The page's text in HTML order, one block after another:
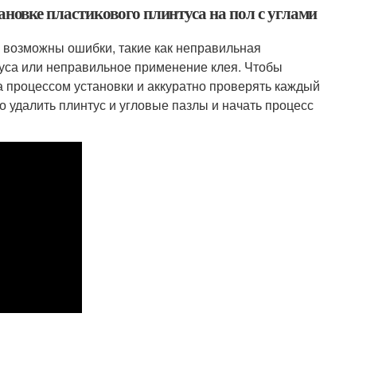
пластикового плинтуса на пол с углами
ошибки, такие как неправильная
или неправильное применение клея. Чтобы
установки и аккуратно проверять каждый
плинтус и угловые пазлы и начать процесс